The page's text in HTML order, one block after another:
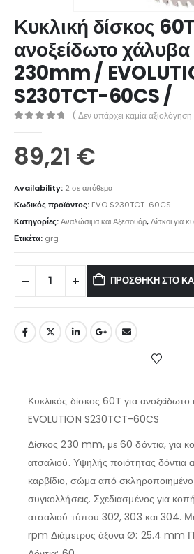
Κυκλική δίσκος
ανοξείδωτο χάλυβα
230mm /
S230TCT-60CS /
( Δεν υπάρχει καμία
89,21 €
Availability: 2 σε απόθεμα
Κωδικός προϊόντος: EVO S230TCT-60CS
Κατηγορίες:Αναλώσιμα και Αξεσουάρ,Δίσκοι για
Ετικέτα: grg
ΠΡΟΣΘΉΚΗ ΣΤΟ
Κυκλικός δίσκος 60T για
EVOLUTION S230TCT-60CS
Δίσκος 230 mm, με 60 δόντια, για
ατσαλιού. Υψηλής ποιότητας
καρβίδιο, σώμα από σκληροποιημένο
συγκολλήσεις. Σχεδιασμένος για
ατσαλιού τύπου 302, 303 και 304.
rpm Διάμετρος άξονα Ø: 25.4 mm